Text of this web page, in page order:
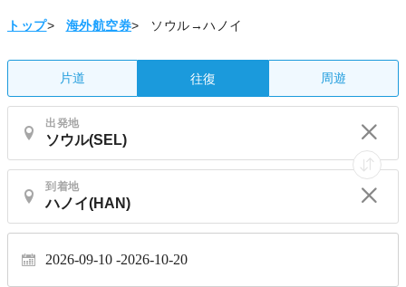
トップ> 海外航空券> ソウル→ハノイ
片道 往復 周遊
出発地
到着地
2026-09-10 2026-10-20